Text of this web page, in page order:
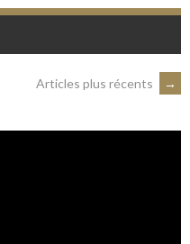
Articles plus récents →